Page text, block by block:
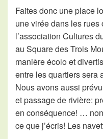
Faites donc une place
une virée dans les
l’association Cultures
au Square des Trois
manière écolo et
entre les quartiers sera
Nous avons aussi
et passage de rivière:
en conséquence! …
ce que j’écris! Les